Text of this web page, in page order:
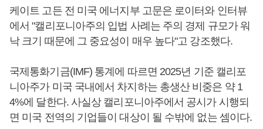
케이트 고든 전 미국 에너지부 고문은 로이터와 인터뷰
에서 "캘리포니아주의 입법 사례는 주의 경제 규모가 워
낙 크기 때문에 그 중요성이 매우 높다"고 강조했다.
국제통화기금(IMF) 통계에 따르면 2025년 기준 캘리포
니아주가 미국 국내에서 차지하는 총생산 비중은 약 1
4%에 달한다. 사실상 캘리포니아주에서 공시가 시행되
면 미국 전역의 기업들이 대상이 될 수밖에 없는 셈이다.